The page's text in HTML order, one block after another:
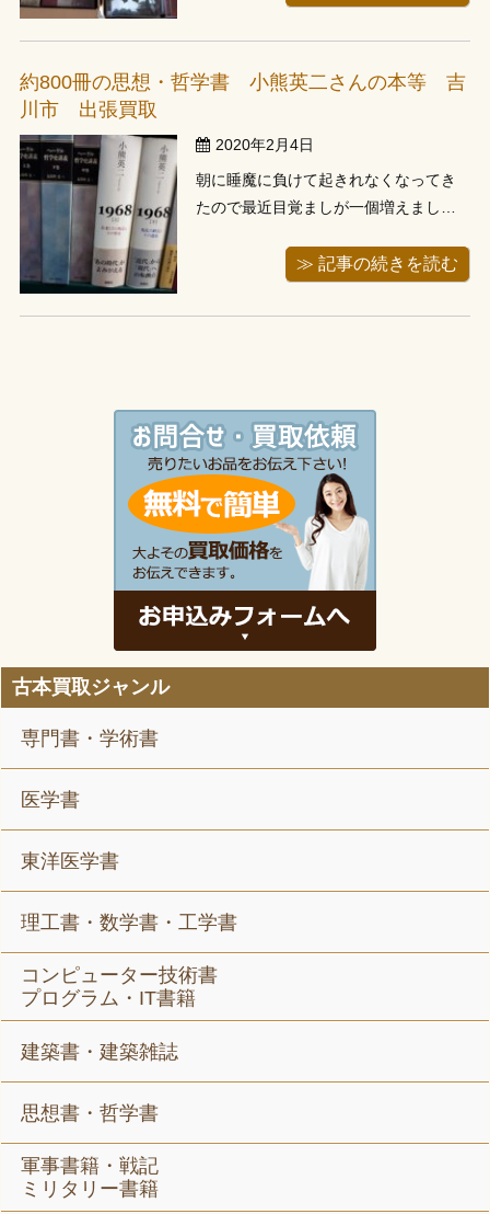
お亡くなりになられたご家族様のコレ
クションとのことでした。 正直ジャズ
やフォークソング等は自分から進んで
約800冊の思想・哲学書 小熊英二さんの本等 吉
川市 出張買取
2020年2月4日
朝に睡魔に負けて起きれなくなってき
たので最近目覚ましが一個増えまし
フがハイエースで埼玉県吉川市に行っ
の本や思想・哲学書が約800冊程あると
≫ 記事の続きを読む
古本買取ジャンル
専門書・学術書
医学書
東洋医学書
理工書・数学書・工学書
コンピューター技術書
プログラム・IT書籍
建築書・建築雑誌
思想書・哲学書
軍事書籍・戦記
ミリタリー書籍